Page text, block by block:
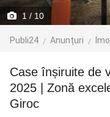
1 / 10
Publi24 Anunțuri
Case înșiruite de vânzare Construcție nouă
2025 | Zonă
Giroc